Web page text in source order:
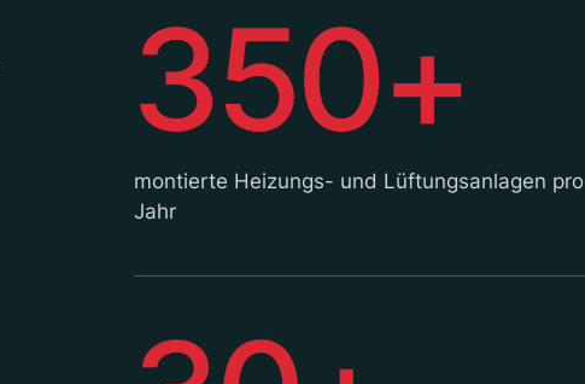
350+
montierte Heizungs- und Lüftungsanlagen pro
Jahr